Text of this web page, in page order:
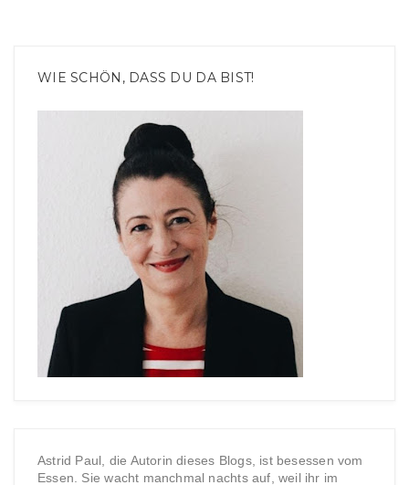
WIE SCHÖN, DASS DU DA BIST!
Astrid Paul, die Autorin dieses Blogs, ist besessen vom
Essen. Sie wacht manchmal nachts auf, weil ihr im